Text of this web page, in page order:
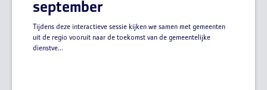
september
Tijdens deze interactieve sessie kijken we samen met gemeenten
uit de regio vooruit naar de toekomst van de gemeentelijke
dienstve...